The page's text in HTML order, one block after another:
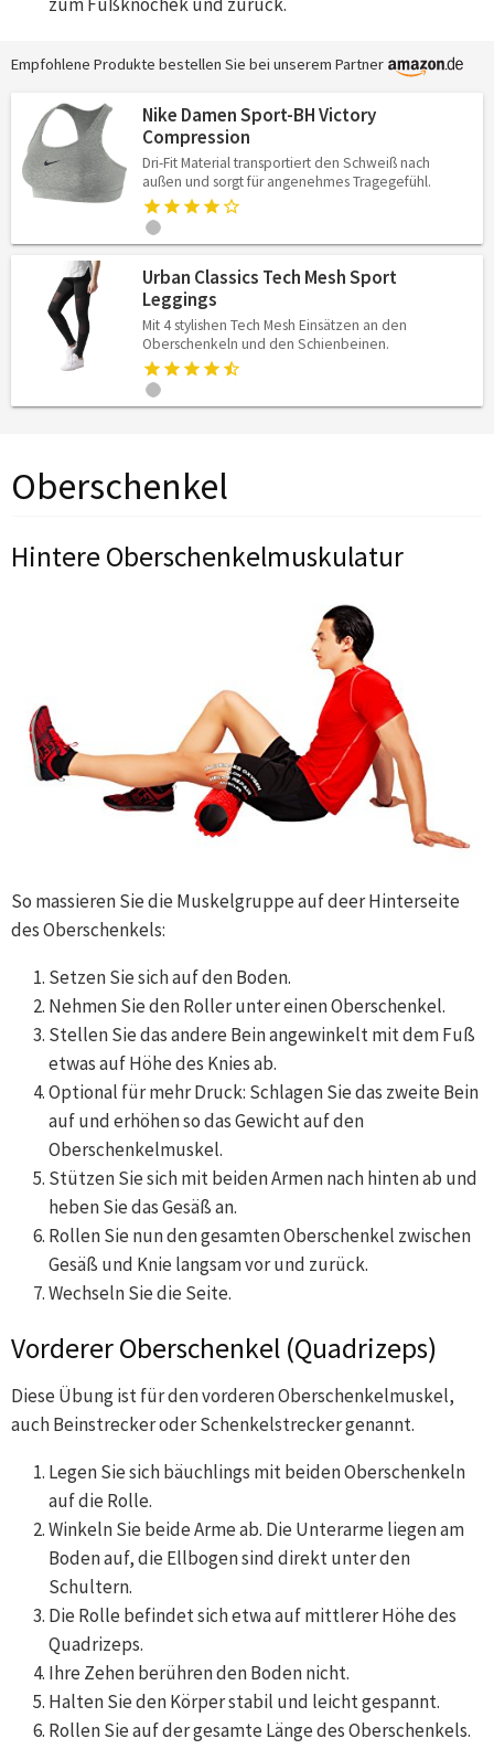
Empfohlene Produkte bestellen Sie bei unserem Partner
Nike Damen Sport-BH Victory
Compression
Dri-Fit Material transportiert den Schweiß nach
außen und sorgt für angenehmes Tragegefühl.
Urban Classics Tech Mesh Sport
Leggings
Mit 4 stylishen Tech Mesh Einsätzen an den
Oberschenkeln und den Schienbeinen.
Oberschenkel
Hintere Oberschenkelmuskulatur
So massieren Sie die Muskelgruppe auf deer Hinterseite
des Oberschenkels:
Setzen Sie sich auf den Boden.
Nehmen Sie den Roller unter einen Oberschenkel.
Stellen Sie das andere Bein angewinkelt mit dem Fuß
etwas auf Höhe des Knies ab.
Optional für mehr Druck: Schlagen Sie das zweite Bein
auf und erhöhen so das Gewicht auf den
Oberschenkelmuskel.
Stützen Sie sich mit beiden Armen nach hinten ab und
heben Sie das Gesäß an.
Rollen Sie nun den gesamten Oberschenkel zwischen
Gesäß und Knie langsam vor und zurück.
Wechseln Sie die Seite.
Vorderer Oberschenkel (Quadrizeps)
Diese Übung ist für den vorderen Oberschenkelmuskel,
auch Beinstrecker oder Schenkelstrecker genannt.
Legen Sie sich bäuchlings mit beiden Oberschenkeln
auf die Rolle.
Winkeln Sie beide Arme ab. Die Unterarme liegen am
Boden auf, die Ellbogen sind direkt unter den
Schultern.
Die Rolle befindet sich etwa auf mittlerer Höhe des
Quadrizeps.
Ihre Zehen berühren den Boden nicht.
Halten Sie den Körper stabil und leicht gespannt.
Rollen Sie auf der gesamte Länge des Oberschenkels.